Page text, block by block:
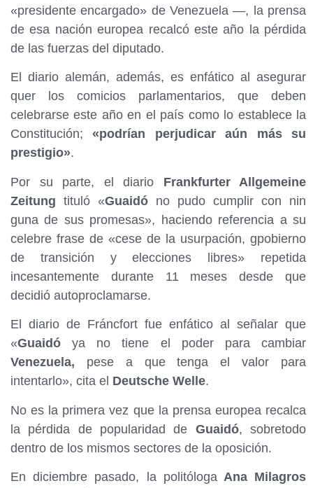
«presidente encargado» de Venezuela —, la prensa
de esa nación europea recalcó este año la pérdida
de las fuerzas del diputado.
El diario alemán, además, es enfático al asegurar
quer los comicios parlamentarios, que deben
celebrarse este año en el país como lo establece la
Constitución; «podrían perjudicar aún más su
prestigio».
Por su parte, el diario Frankfurter Allgemeine
Zeitung tituló «Guaidó no pudo cumplir con nin
guna de sus promesas», haciendo referencia a su
celebre frase de «cese de la usurpación, gpobierno
de transición y elecciones libres» repetida
incesantemente durante 11 meses desde que
decidió autoproclamarse.
El diario de Fráncfort fue enfático al señalar que
«Guaidó ya no tiene el poder para cambiar
Venezuela, pese a que tenga el valor para
intentarlo», cita el Deutsche Welle.
No es la primera vez que la prensa europea recalca
la pérdida de popularidad de Guaidó, sobretodo
dentro de los mismos sectores de la oposición.
En diciembre pasado, la politólogaAna Milagros